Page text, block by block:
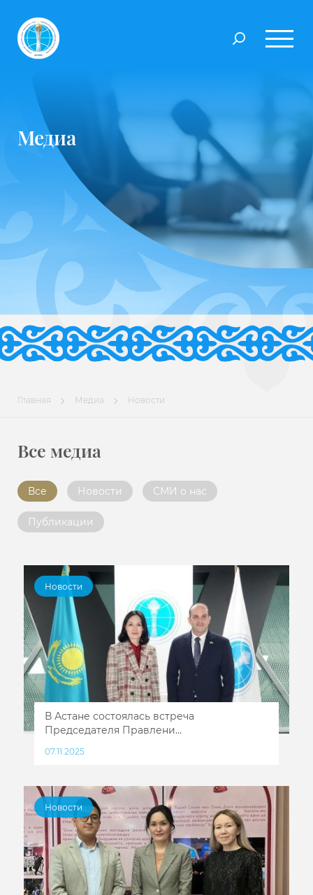
Медиа
Главная Медиа Новости
Все медиа
Все Новости СМИ о нас
Публикации
Новости
В Астане состоялась встреча
Председателя Правлени...
07.11.2025
Новости